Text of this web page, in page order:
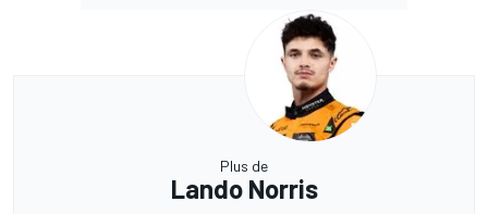
Plus de
Lando Norris